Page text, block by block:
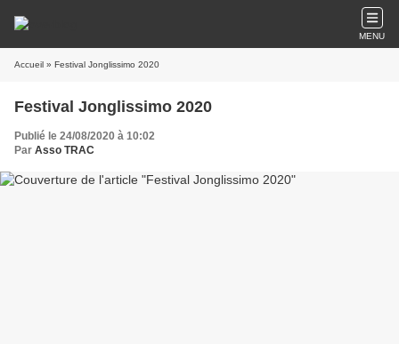
MENU
Accueil » Festival Jonglissimo 2020
Festival Jonglissimo 2020
Publié le 24/08/2020 à 10:02
Par Asso TRAC